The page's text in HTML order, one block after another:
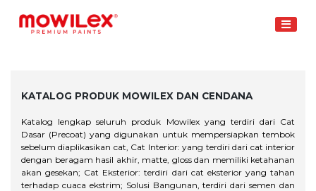
content
KATALOG PRODUK MOWILEX DAN CENDANA
Katalog lengkap seluruh produk Mowilex yang terdiri dari Cat
Dasar (Precoat) yang digunakan untuk mempersiapkan tembok
sebelum diaplikasikan cat, Cat Interior: yang terdiri dari cat interior
dengan beragam hasil akhir, matte, gloss dan memiliki ketahanan
akan gesekan; Cat Eksterior: terdiri dari cat eksterior yang tahan
terhadap cuaca ekstrim; Solusi Bangunan, terdiri dari semen dan